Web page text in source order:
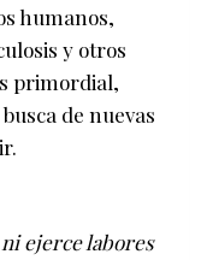
humanos,
y otros
primordial,
de nuevas
ejerce labores